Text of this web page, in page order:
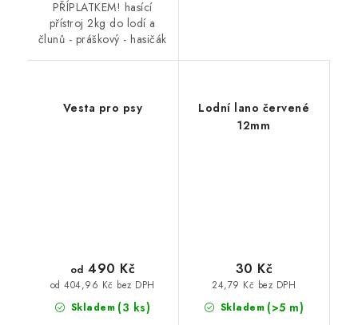
PŘÍPLATKEM! hasící
přístroj 2kg do lodí a
člunů - práškový - hasičák
Vesta pro psy
Skladem (3 ks)
od 404,96 Kč bez DPH
od 490 Kč
Lodní lano červené
12mm
Skladem (>5 m)
24,79 Kč bez DPH
30 Kč